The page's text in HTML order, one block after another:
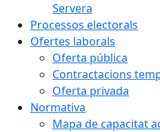
Servera
Processos electorals
Ofertes laborals
Oferta pública
Contractacions
Oferta privada
Normativa
Mapa de capacitat